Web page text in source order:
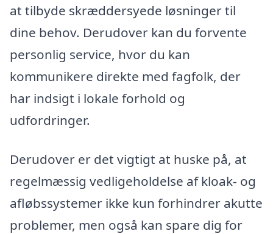
at tilbyde skræddersyede løsninger til
dine behov. Derudover kan du forvente
personlig service, hvor du kan
kommunikere direkte med fagfolk, der
har indsigt i lokale forhold og
udfordringer.
Derudover er det vigtigt at huske på, at
regelmæssig vedligeholdelse af kloak- og
afløbssystemer ikke kun forhindrer akutte
problemer, men også kan spare dig for